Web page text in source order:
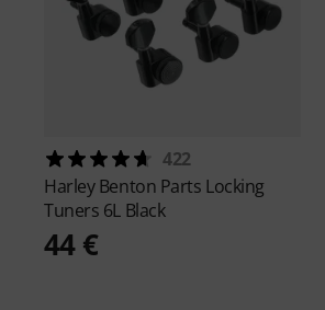
422
Harley Benton Parts Locking
Tuners 6L Black
44 €